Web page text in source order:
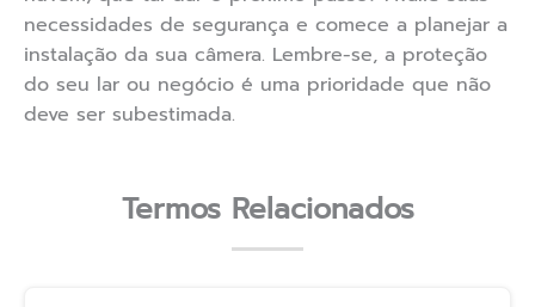
necessidades de segurança e comece a planejar a
instalação da sua câmera. Lembre-se, a proteção
do seu lar ou negócio é uma prioridade que não
deve ser subestimada.
Termos Relacionados